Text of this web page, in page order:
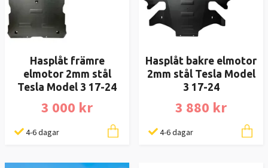
Hasplåt främre
elmotor 2mm stål
Tesla Model 3 17-24
3 000 kr
4-6 dagar
Hasplåt bakre elmotor
2mm stål Tesla Model
3 17-24
3 880 kr
4-6 dagar